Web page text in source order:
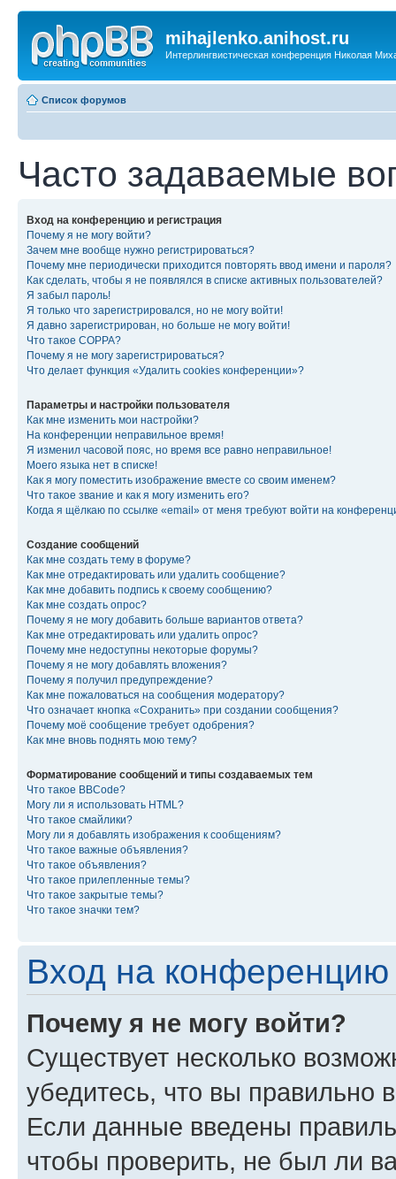
mihajlenko.anihost.ru
Интерлингвистическая конференция Николая
Список форумов
Часто задаваемые
Вход на конференцию и регистрация
Почему я не могу войти?
Зачем мне вообще нужно регистрироваться?
Почему мне периодически приходится повторять ввод имени и пароля?
Как сделать, чтобы я не появлялся в списке активных пользователей?
Я забыл пароль!
Я только что зарегистрировался, но не могу войти!
Я давно зарегистрирован, но больше не могу войти!
Что такое COPPA?
Почему я не могу зарегистрироваться?
Что делает функция «Удалить cookies конференции»?
Параметры и настройки пользователя
Как мне изменить мои настройки?
На конференции неправильное время!
Я изменил часовой пояс, но время все равно неправильное!
Моего языка нет в списке!
Как я могу поместить изображение вместе со своим именем?
Что такое звание и как я могу изменить его?
Когда я щёлкаю по ссылке «email» от меня требуют войти на
Создание сообщений
Как мне создать тему в форуме?
Как мне отредактировать или удалить сообщение?
Как мне добавить подпись к своему сообщению?
Как мне создать опрос?
Почему я не могу добавить больше вариантов ответа?
Как мне отредактировать или удалить опрос?
Почему мне недоступны некоторые форумы?
Почему я не могу добавлять вложения?
Почему я получил предупреждение?
Как мне пожаловаться на сообщения модератору?
Что означает кнопка «Сохранить» при создании сообщения?
Почему моё сообщение требует одобрения?
Как мне вновь поднять мою тему?
Форматирование сообщений и типы создаваемых тем
Что такое BBCode?
Могу ли я использовать HTML?
Что такое смайлики?
Могу ли я добавлять изображения к сообщениям?
Что такое важные объявления?
Что такое объявления?
Что такое прилепленные темы?
Что такое закрытые темы?
Что такое значки тем?
Вход на конференцию
Почему я не могу войти?
Существует несколько
убедитесь, что вы правильно
Если данные введены
чтобы проверить, не был ли